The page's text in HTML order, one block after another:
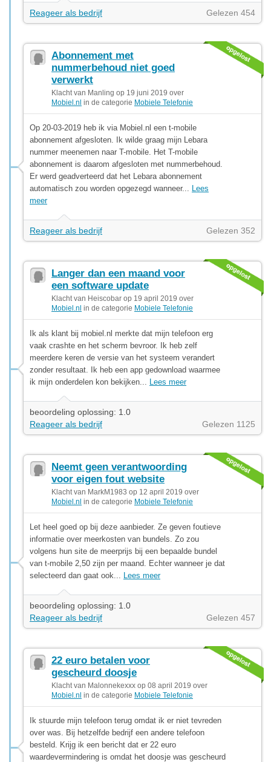
Reageer als bedrijf Gelezen 454
Abonnement met
nummerbehoud niet goed
verwerkt
Klacht van Manling op 19 juni 2019 over
Mobiel.nl in de categorie Mobiele Telefonie
Op 20-03-2019 heb ik via Mobiel.nl een t-mobile
abonnement afgesloten. Ik wilde graag mijn Lebara
nummer meenemen naar T-mobile. Het T-mobile
abonnement is daarom afgesloten met nummerbehoud.
Er werd geadverteerd dat het Lebara abonnement
automatisch zou worden opgezegd wanneer... Lees
meer
Reageer als bedrijf Gelezen 352
Langer dan een maand voor
een software update
Klacht van Heiscobar op 19 april 2019 over
Mobiel.nl in de categorie Mobiele Telefonie
Ik als klant bij mobiel.nl merkte dat mijn telefoon erg
vaak crashte en het scherm bevroor. Ik heb zelf
meerdere keren de versie van het systeem verandert
zonder resultaat. Ik heb een app gedownload waarmee
ik mijn onderdelen kon bekijken... Lees meer
beoordeling oplossing: 1.0
Reageer als bedrijf
Gelezen 1125
Neemt geen verantwoording
voor eigen fout website
Klacht van MarkM1983 op 12 april 2019 over
Mobiel.nl in de categorie Mobiele Telefonie
Let heel goed op bij deze aanbieder. Ze geven foutieve
informatie over meerkosten van bundels. Zo zou
volgens hun site de meerprijs bij een bepaalde bundel
van t-mobile 2,50 zijn per maand. Echter wanneer je dat
selecteerd dan gaat ook... Lees meer
beoordeling oplossing: 1.0
Reageer als bedrijf
Gelezen 457
22 euro betalen voor
gescheurd doosje
Klacht van Malonnekexxx op 08 april 2019 over
Mobiel.nl in de categorie Mobiele Telefonie
Ik stuurde mijn telefoon terug omdat ik er niet tevreden
over was. Bij hetzelfde bedrijf een andere telefoon
besteld. Krijg ik een bericht dat er 22 euro
waardevermindering is omdat het doosje was gescheurd